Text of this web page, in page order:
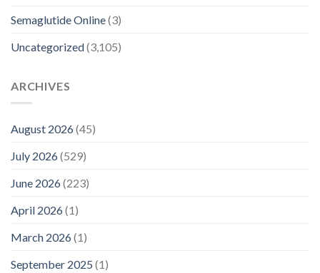
Semaglutide Online(3)
Uncategorized(3,105)
ARCHIVES
August 2026(45)
July 2026(529)
June 2026(223)
April 2026(1)
March 2026(1)
September 2025 (1)